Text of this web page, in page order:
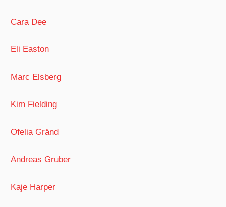
Cara Dee
Eli Easton
Marc Elsberg
Kim Fielding
Ofelia Gränd
Andreas Gruber
Kaje Harper